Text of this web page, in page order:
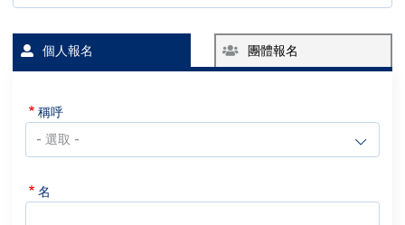
個人報名 團體報名
稱呼
名